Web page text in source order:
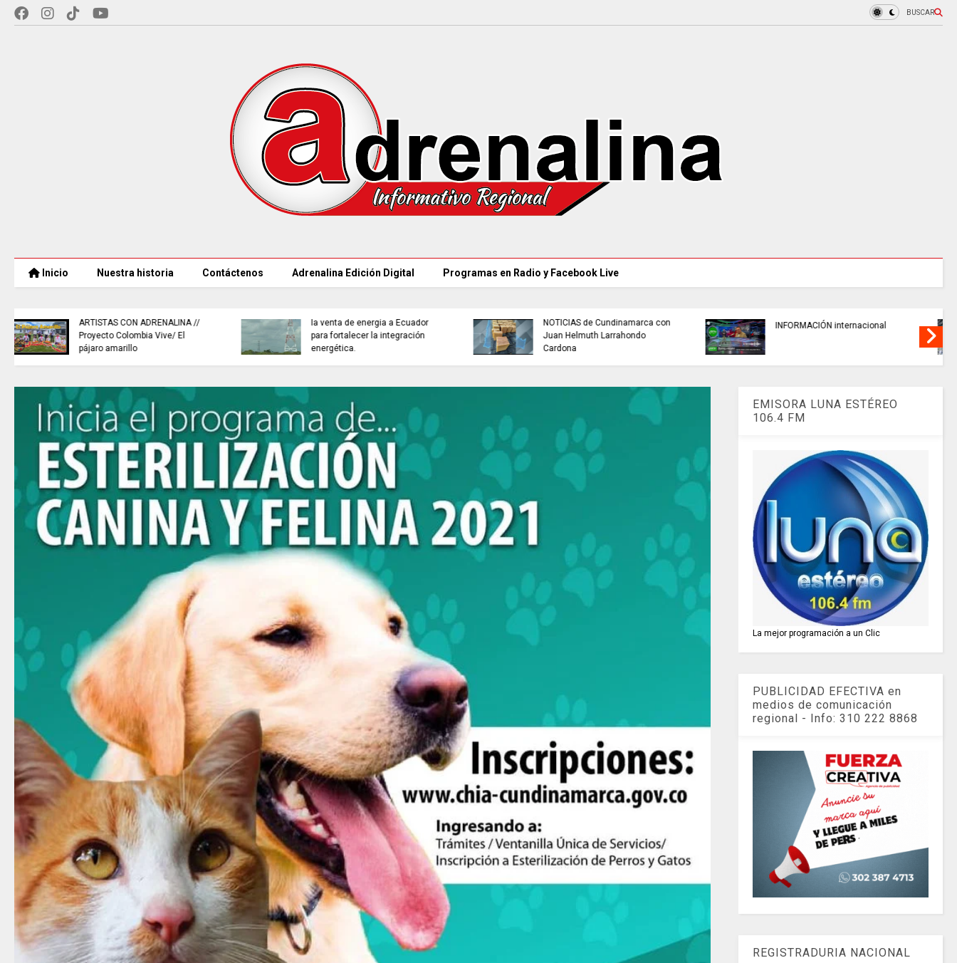
BUSCAR
Inicio Nuestra historia Contáctenos Adrenalina Edición Digital Programas en Radio y Facebook Live
la venta de energía a Ecuador
para fortalecer la integración
energética.
NOTICIAS de Cundinamarca con
Juan Helmuth Larrahondo
Cardona
INFORMACIÓN internacional
buscan mejorar la calidad del
EMISORA LUNA ESTÉREO
106.4 FM
La mejor programación a un Clic
PUBLICIDAD EFECTIVA en
medios de comunicación
regional - Info: 310 222 8868
REGISTRADURIA NACIONAL